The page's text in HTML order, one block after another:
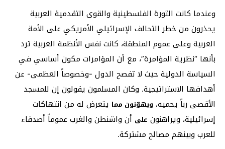
وعندما كانت الثورة الفلسطينية والقوى التقدمية العربية
يحذرون من خطر التحالف الإسرائيلي الأمريكي على الأمة
العربية وعلى عموم المنطقة، كانت نفس الأنظمة العربية ترد
بأنها “نظرية المؤامرة”، مع أن المؤامرات مكون أساسي في
السياسة الدولية حيث لا تفصح الدول -وخصوصاً العظمى- عن
أهدافها الاستراتيجية. وكان المسلمون يقولون إن للمسجد
الأقصى رباً يحميه، ويهوّنون مما يتعرض له من انتهاكات
إسرائيلية، ويراهنون على أن واشنطن والغرب عموماً أصدقاء
للعرب وبينهم مصالح مشتركة.